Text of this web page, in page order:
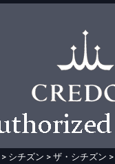
> シチズン > ザ・シチズン >